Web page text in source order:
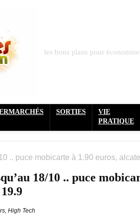
les bons plans pour
SORTIES
VIE
PRATIQUE
.. puce mobicarte à 1.90 euros,
18/10 .. puce
, High Tech